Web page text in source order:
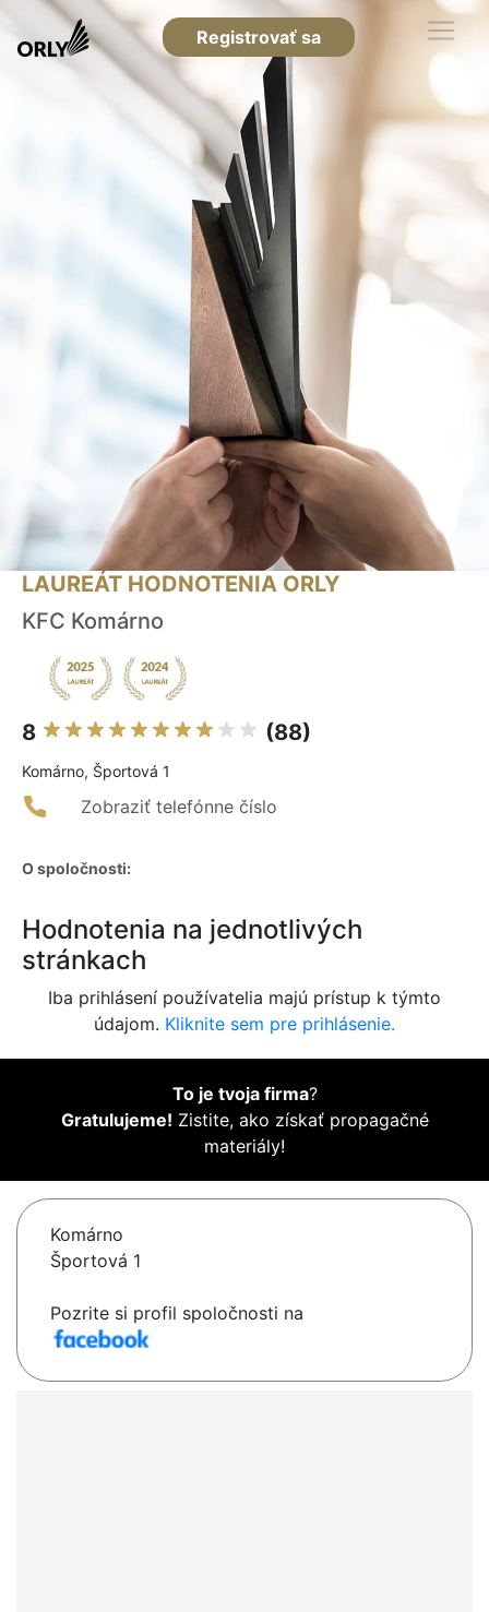
Registrovať sa
LAUREÁT HODNOTENIA ORLY
KFC Komárno
8 (88)
Komárno, Športová 1
Zobraziť telefónne číslo
O spoločnosti:
Hodnotenia na jednotlivých
stránkach
Iba prihlásení používatelia majú prístup k týmto
údajom. Kliknite sem pre prihlásenie.
To je tvoja firma?
Gratulujeme! Zistite, ako získať propagačné
materiály!
Komárno
Športová 1
Pozrite si profil spoločnosti na